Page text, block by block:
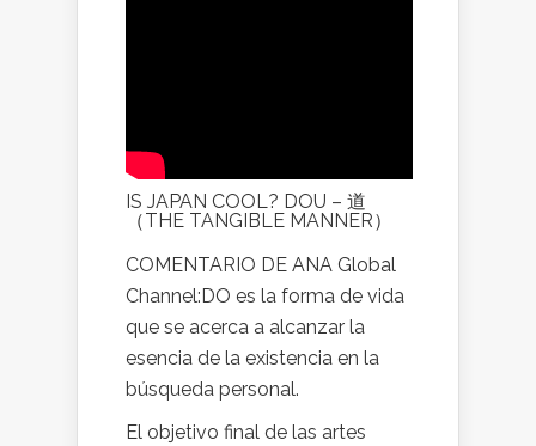
IS JAPAN COOL? DOU – 道
（THE TANGIBLE MANNER）
COMENTARIO DE ANA Global
Channel:DO es la forma de vida
que se acerca a alcanzar la
esencia de la existencia en la
búsqueda personal.
El objetivo final de las artes